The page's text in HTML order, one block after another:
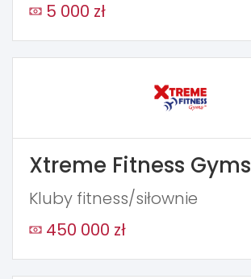
5 000 zł
Xtreme Fitness Gyms
Kluby fitness/siłownie
450 000 zł